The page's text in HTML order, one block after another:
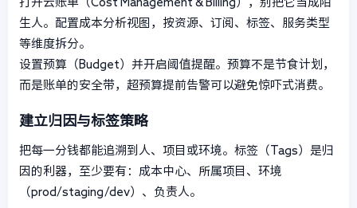
生人。配置成本分析视图，按资源、订阅、标签、服务类型
等维度拆分。
设置预算（Budget）并开启阈值提醒。预算不是节食计划，
而是账单的安全带，超预算提前告警可以避免惊吓式消费。
建立归因与标签策略
把每一分钱都能追溯到人、项目或环境。标签（Tags）是归
因的利器，至少要有：成本中心、所属项目、环境
（prod/staging/dev）、负责人。